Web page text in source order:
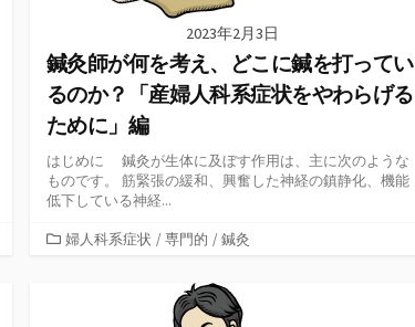
2023年2月3日
鍼灸師が何を考え、どこに鍼を打ってい
るのか？「産婦人科系症状をやわらげる
ために」編
はじめに 鍼灸が生体に及ぼす作用は、主に次のような
ものです。 筋緊張の緩和、興奮した神経の鎮静化、機能
低下している神経...
カ婦人科系症状 / 専門的 / 鍼灸